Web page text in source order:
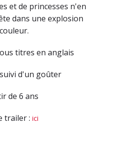
et de princesses n'en
dans une explosion
titres en anglais
d'un goûter
de 6 ans
trailer : ici